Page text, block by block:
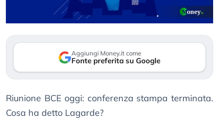
Aggiungi Money.it come
Fonte preferita su Google
Riunione BCE oggi: conferenza stampa terminata.
Cosa ha detto Lagarde?